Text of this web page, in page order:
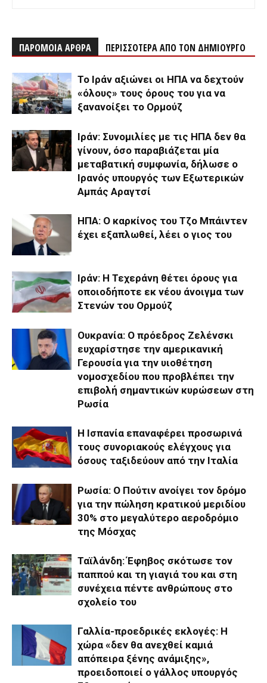
ΠΑΡΟΜΟΙΑ ΑΡΘΡΑ ΠΕΡΙΣΣΟΤΕΡΑ ΑΠΟ ΤΟΝ ΔΗΜΙΟΥΡΓΟ
Το Ιράν αξιώνει οι ΗΠΑ να δεχτούν
«όλους» τους όρους του για να
ξανανοίξει το Ορμούζ
Ιράν: Συνομιλίες με τις ΗΠΑ δεν θα
γίνουν, όσο παραβιάζεται μία
μεταβατική συμφωνία, δήλωσε ο
Ιρανός υπουργός των Εξωτερικών
Αμπάς Αραγτσί
ΗΠΑ: Ο καρκίνος του Τζο Μπάιντεν
έχει εξαπλωθεί, λέει ο γιος του
Ιράν: Η Τεχεράνη θέτει όρους για
οποιοδήποτε εκ νέου άνοιγμα των
Στενών του Ορμούζ
Ουκρανία: Ο πρόεδρος Ζελένσκι
ευχαρίστησε την αμερικανική
Γερουσία για την υιοθέτηση
νομοσχεδίου που προβλέπει την
επιβολή σημαντικών κυρώσεων στη
Ρωσία
Η Ισπανία επαναφέρει προσωρινά
τους συνοριακούς ελέγχους για
όσους ταξιδεύουν από την Ιταλία
Ρωσία: Ο Πούτιν ανοίγει τον δρόμο
για την πώληση κρατικού μεριδίου
30% στο μεγαλύτερο αεροδρόμιο
της Μόσχας
Ταϊλάνδη: Έφηβος σκότωσε τον
παππού και τη γιαγιά του και στη
συνέχεια πέντε ανθρώπους στο
σχολείο του
Γαλλία-προεδρικές εκλογές: Η
χώρα «δεν θα ανεχθεί καμιά
απόπειρα ξένης ανάμιξης»,
προειδοποιεί ο γάλλος υπουργός